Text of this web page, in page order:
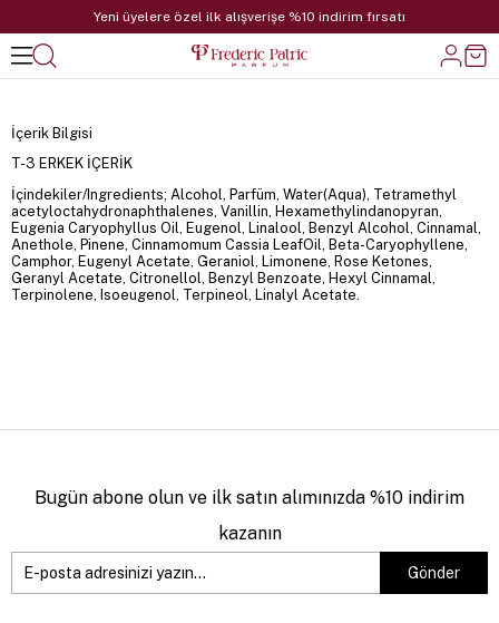
Yeni üyelere özel ilk alışverişe %10 indirim fırsatı
İçerik Bilgisi
T-3 ERKEK İÇERİK
İçindekiler/Ingredients; Alcohol, Parfüm, Water(Aqua), Tetramethyl
acetyloctahydronaphthalenes, Vanillin, Hexamethylindanopyran,
Eugenia Caryophyllus Oil, Eugenol, Linalool, Benzyl Alcohol, Cinnamal,
Anethole, Pinene, Cinnamomum Cassia LeafOil, Beta-Caryophyllene,
Camphor, Eugenyl Acetate, Geraniol, Limonene, Rose Ketones,
Geranyl Acetate, Citronellol, Benzyl Benzoate, Hexyl Cinnamal,
Terpinolene, Isoeugenol, Terpineol, Linalyl Acetate.
Bugün abone olun ve ilk satın alımınızda %10 indirim
kazanın
Gönder